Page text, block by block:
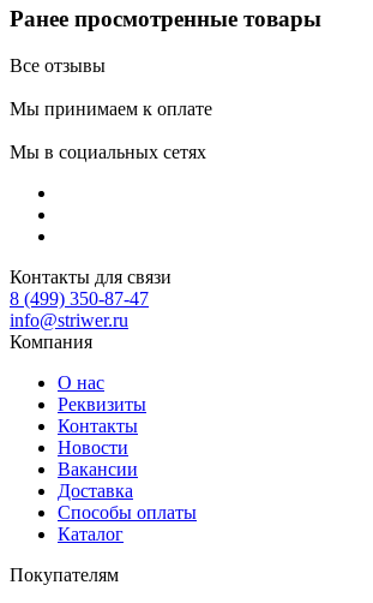
Ранее просмотренные товары
Все отзывы
Мы принимаем к оплате
Мы в социальных сетях
Контакты для связи
8 (499) 350-87-47
info@striwer.ru
Компания
О нас
Реквизиты
Контакты
Новости
Вакансии
Доставка
Способы оплаты
Каталог
Покупателям